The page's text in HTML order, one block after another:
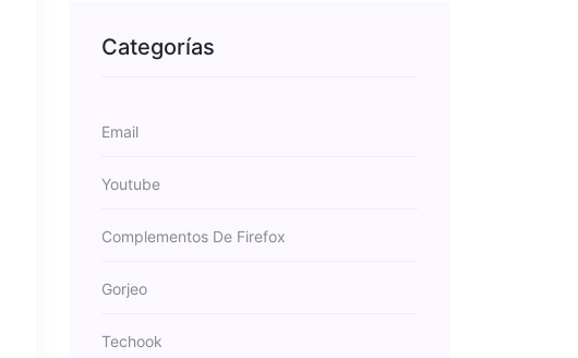
Categorías
Email
Youtube
Complementos De Firefox
Gorjeo
Techook